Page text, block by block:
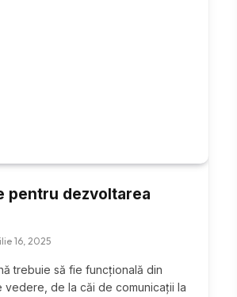
pentru dezvoltarea
16, 2025
trebuie să fie funcțională din
vedere, de la căi de comunicații la